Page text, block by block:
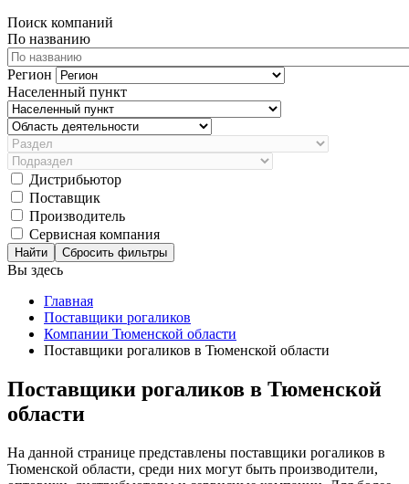
Поиск компаний
По названию
Регион
Населенный пункт
Дистрибьютор
Поставщик
Производитель
Сервисная компания
Сбросить фильтры
Вы здесь
Главная
Поставщики рогаликов
Компании Тюменской области
Поставщики рогаликов в Тюменской области
Поставщики рогаликов в Тюменской
области
На данной странице представлены поставщики рогаликов в
Тюменской области, среди них могут быть производители,